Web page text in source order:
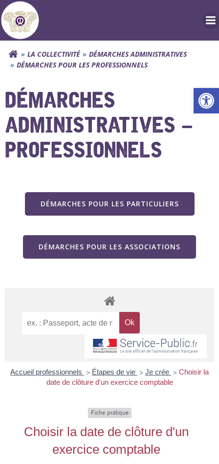
Aller
au
contenu
LA COLLECTIVITÉ
DÉMARCHES ADMINISTRATIVES
DÉMARCHES POUR LES PROFESSIONNELS
DÉMARCHES
ADMINISTRATIVES –
PROFESSIONNELS
DÉMARCHES POUR LES PARTICULIERS
DÉMARCHES POUR LES ASSOCIATIONS
Accueil professionnels > Étapes de vie > Je crée > Choisir la
date de clôture d'un exercice comptable
Fiche pratique
Choisir la date de clôture d'un
exercice comptable